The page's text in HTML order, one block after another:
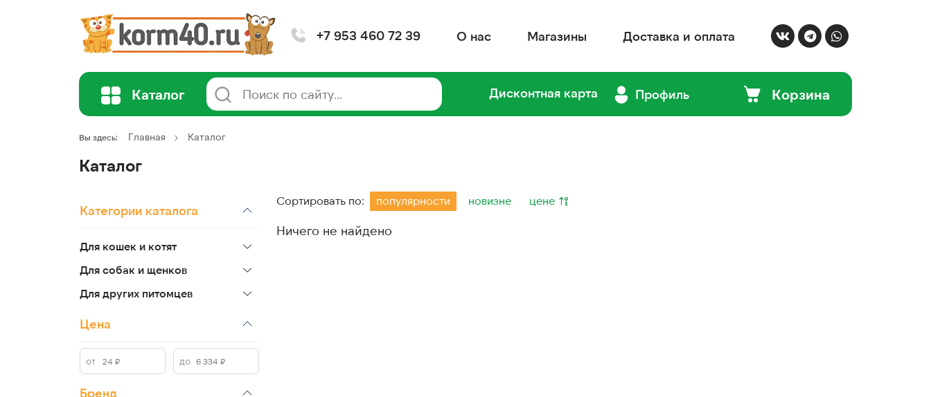
+7 953 460 72 39 О нас Магазины Доставка и оплата
Каталог Дисконтная карта Профиль Корзина
Вы здесь: Главная Каталог
Каталог
Категории каталога
Для кошек и котят
Для собак и щенков
Для других питомцев
Цена
Бренд
Сортировать по: популярности новизне цене
Ничего не найдено